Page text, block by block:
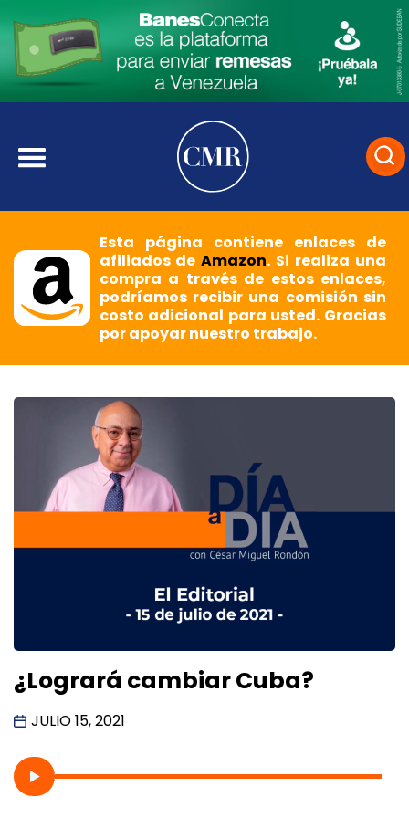
Esta página contiene enlaces de
afiliados deAmazon. Si realiza una
compra a través de estos enlaces,
podríamos recibir una comisión sin
costo adicional para usted. Gracias
por apoyar nuestro trabajo.
¿Logrará cambiar Cuba?
JULIO 15, 2021